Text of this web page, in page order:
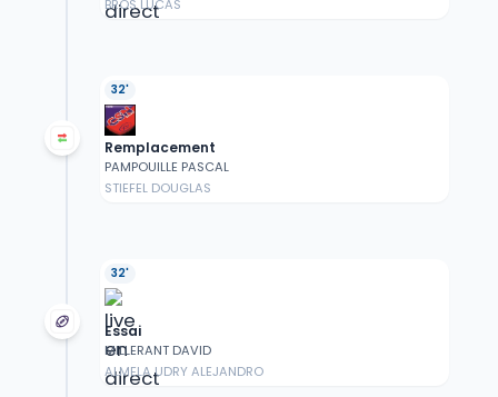
BROS LUCAS
32'
Remplacement
PAMPOUILLE PASCAL
STIEFEL DOUGLAS
32'
Essai
MILLERANT DAVID
ALMELA UDRY ALEJANDRO